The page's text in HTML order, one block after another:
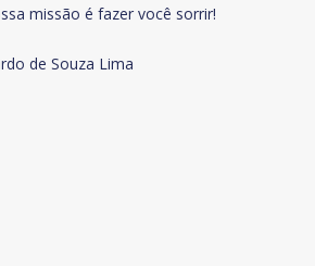
missão é fazer você sorrir!
de Souza Lima